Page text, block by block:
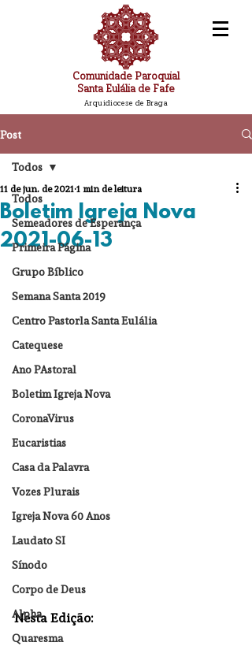
Comunidade Paroquial
Santa Eulália de Fafe
Arquidiocese de Braga
Post
Todos
Semeadores de Esperança
Primeira Página
Grupo Bíblico
Semana Santa 2019
Centro Pastorla Santa Eulália
Catequese
Ano PAstoral
Boletim Igreja Nova
CoronaVirus
Eucaristias
Casa da Palavra
Vozes Plurais
Igreja Nova 60 Anos
Laudato SI
Sínodo
Corpo de Deus
Alpha
Quaresma
Todos
Boletim Igreja Nova
2021-06-13
11 de jun. de 2021 1 min de leitura
Nesta Edição: